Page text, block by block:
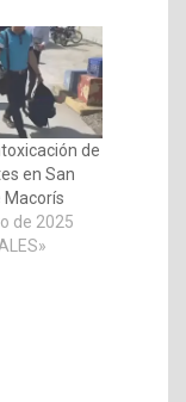
de
en San
Macorís
de 2025